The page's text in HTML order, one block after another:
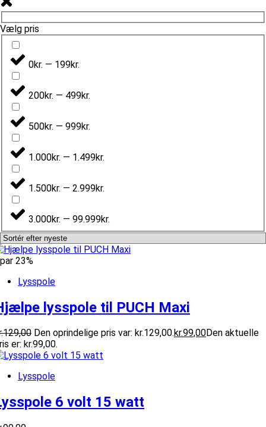
Vælg pris
0kr. — 199kr.
200kr. — 499kr.
500kr. — 999kr.
1.000kr. — 1.499kr.
1.500kr. — 2.999kr.
3.000kr. — 99.999kr.
23%
Lysspole
lysspole til PUCH Maxi
129,00 Den oprindelige pris var: kr.129,00.kr.99,00Den aktuelle
er: kr.99,00.
Lysspole
6 volt 15 watt